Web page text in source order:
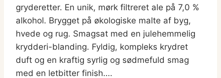
gryderetter. En unik, mørk filtreret ale på 7,0 %
alkohol. Brygget på økologiske malte af byg,
hvede og rug. Smagsat med en julehemmelig
krydderi-blanding. Fyldig, kompleks krydret
duft og en kraftig syrlig og sødmefuld smag
med en letbitter finish….